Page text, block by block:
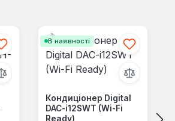
В наявності
Кондиціонер Digital
DAC-i12SWT (Wi-Fi
Ready)